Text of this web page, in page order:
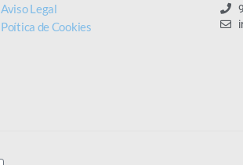
Aviso Legal
Poítica de Cookies